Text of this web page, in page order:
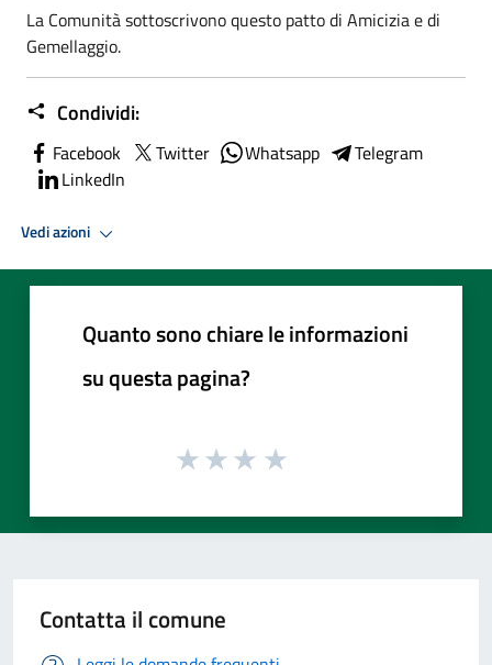
La Comunità sottoscrivono questo patto di Amicizia e di
Gemellaggio.
Condividi:
Facebook Twitter Whatsapp
Telegram
LinkedIn
Vedi azioni
Quanto sono chiare le informazioni
su questa pagina?
Contatta il comune